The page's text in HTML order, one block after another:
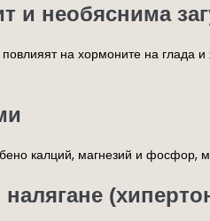
и необяснима
на хормоните на глада
калций, магнезий и фосфор,